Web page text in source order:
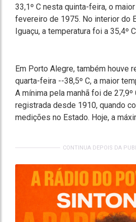
33,1º C nesta quinta-feira, o
fevereiro de 1975. No interior do
Iguaçu, a temperatura foi a 35,4º
Em Porto Alegre, também houve
quarta-feira --38,5º C, a maior
A mínima pela manhã foi de 27,9º
registrada desde 1910, quando
medições no Estado. Hoje, a
CONTINUA DEPOIS DA